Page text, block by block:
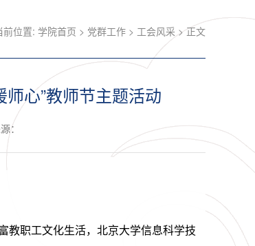
前位置: 学院首页 > 党群工作 > 工会风采 > 正文
心”教师节主题活动
：
教职工文化生活，北京大学信息科学技